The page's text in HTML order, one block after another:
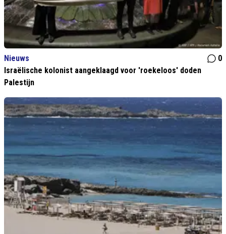
Nieuws
0
Israëlische kolonist aangeklaagd voor 'roekeloos' doden
Palestijn